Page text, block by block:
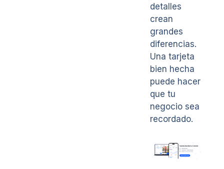
detalles
crean
grandes
diferencias.
Una tarjeta
bien hecha
puede hacer
que tu
negocio sea
recordado.